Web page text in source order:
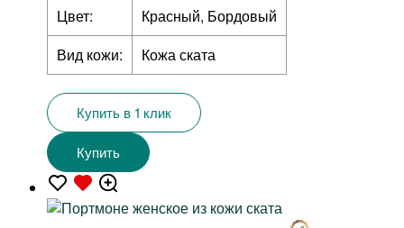
Цвет:
Красный, Бордовый
Вид кожи:
Кожа ската
Купить в 1 клик
Купить